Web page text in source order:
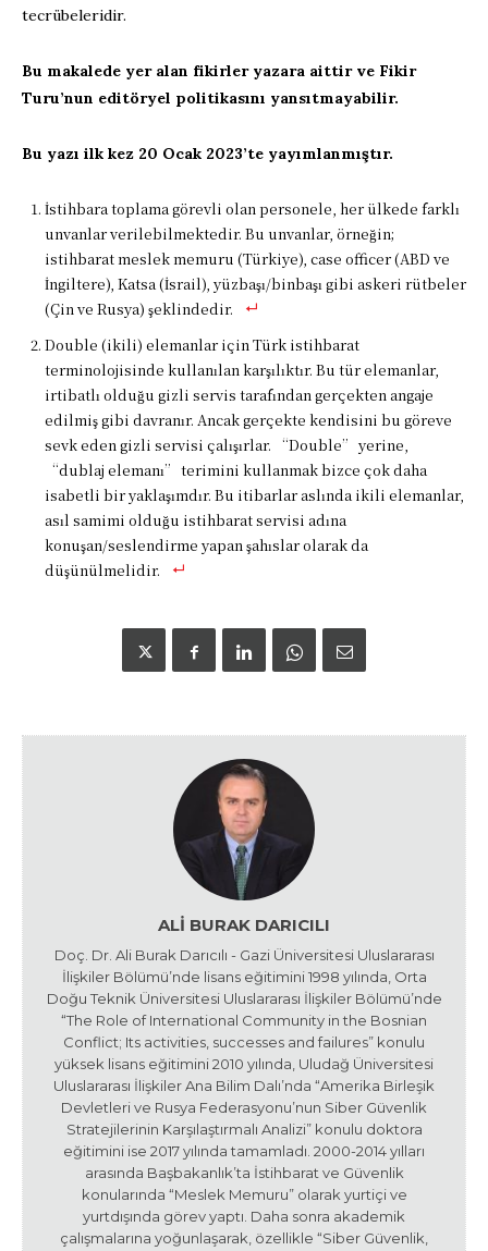
tecrübeleridir.
Bu makalede yer alan fikirler yazara aittir ve Fikir
Turu’nun editöryel politikasını yansıtmayabilir.
Bu yazı ilk kez 20 Ocak 2023’te yayımlanmıştır.
İstihbara toplama görevli olan personele, her ülkede farklı
unvanlar verilebilmektedir. Bu unvanlar, örneğin;
istihbarat meslek memuru (Türkiye), case officer (ABD ve
İngiltere), Katsa (İsrail), yüzbaşı/binbaşı gibi askeri rütbeler
(Çin ve Rusya) şeklindedir.
Double (ikili) elemanlar için Türk istihbarat
terminolojisinde kullanılan karşılıktır. Bu tür elemanlar,
irtibatlı olduğu gizli servis tarafından gerçekten angaje
edilmiş gibi davranır. Ancak gerçekte kendisini bu göreve
sevk eden gizli servisi çalışırlar. “Double” yerine,
“dublaj elemanı” terimini kullanmak bizce çok daha
isabetli bir yaklaşımdır. Bu itibarlar aslında ikili elemanlar,
asıl samimi olduğu istihbarat servisi adına
konuşan/seslendirme yapan şahıslar olarak da
düşünülmelidir.
ALI BURAK DARICILI
Doç. Dr. Ali Burak Darıcılı - Gazi Üniversitesi Uluslararası
İlişkiler Bölümü’nde lisans eğitimini 1998 yılında, Orta
Doğu Teknik Üniversitesi Uluslararası İlişkiler Bölümü’nde
“The Role of International Community in the Bosnian
Conflict; Its activities, successes and failures” konulu
yüksek lisans eğitimini 2010 yılında, Uludağ Üniversitesi
Uluslararası İlişkiler Ana Bilim Dalı’nda “Amerika Birleşik
Devletleri ve Rusya Federasyonu’nun Siber Güvenlik
Stratejilerinin Karşılaştırmalı Analizi” konulu doktora
eğitimini ise 2017 yılında tamamladı. 2000-2014 yılları
arasında Başbakanlık’ta İstihbarat ve Güvenlik
konularında “Meslek Memuru” olarak yurtiçi ve
yurtdışında görev yaptı. Daha sonra akademik
çalışmalarına yoğunlaşarak, özellikle “Siber Güvenlik,